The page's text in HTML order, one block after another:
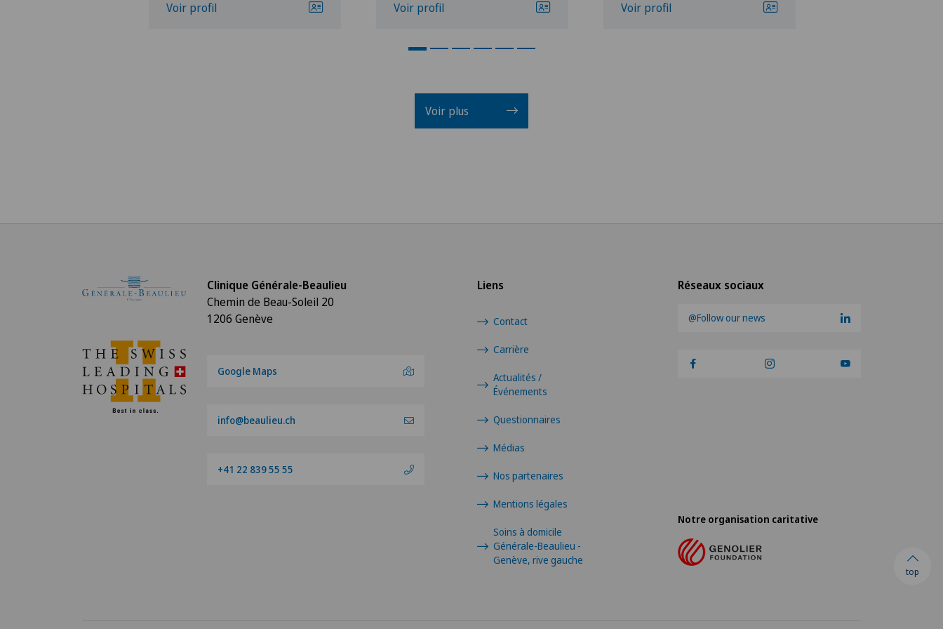
Voir profil Voir profil Voir profil
Voir plus
Réseaux sociaux
@Follow our news
Liens
Contact
Carrière
Actualités /
Événements
Questionnaires
Médias
Nos partenaires
Mentions légales
Soins à domicile
Générale-Beaulieu -
Genève, rive gauche
Clinique Générale-Beaulieu
Chemin de Beau-Soleil 20
1206 Genève
Google Maps
info@beaulieu.ch
+41 22 839 55 55
Notre organisation caritative
top